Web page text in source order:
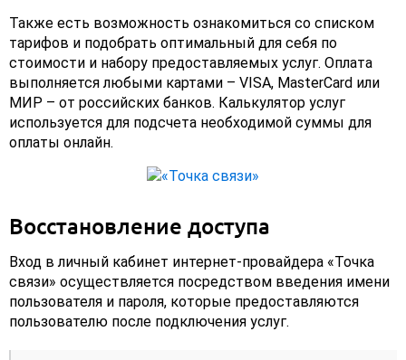
Также есть возможность ознакомиться со списком
тарифов и подобрать оптимальный для себя по
стоимости и набору предоставляемых услуг. Оплата
выполняется любыми картами – VISA, MasterCard или
МИР – от российских банков. Калькулятор услуг
используется для подсчета необходимой суммы для
оплаты онлайн.
Восстановление доступа
Вход в личный кабинет интернет-провайдера «Точка
связи» осуществляется посредством введения имени
пользователя и пароля, которые предоставляются
пользователю после подключения услуг.